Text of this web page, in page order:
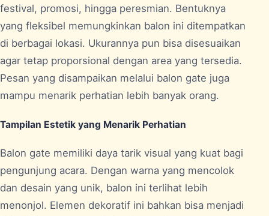
festival, promosi, hingga peresmian. Bentuknya
yang fleksibel memungkinkan balon ini ditempatkan
di berbagai lokasi. Ukurannya pun bisa disesuaikan
agar tetap proporsional dengan area yang tersedia.
Pesan yang disampaikan melalui balon gate juga
mampu menarik perhatian lebih banyak orang.
Tampilan Estetik yang Menarik Perhatian
Balon gate memiliki daya tarik visual yang kuat bagi
pengunjung acara. Dengan warna yang mencolok
dan desain yang unik, balon ini terlihat lebih
menonjol. Elemen dekoratif ini bahkan bisa menjadi